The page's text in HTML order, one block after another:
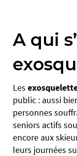
A qui
Les
public : aussi
personnes
seniors actifs
encore aux
leurs journées